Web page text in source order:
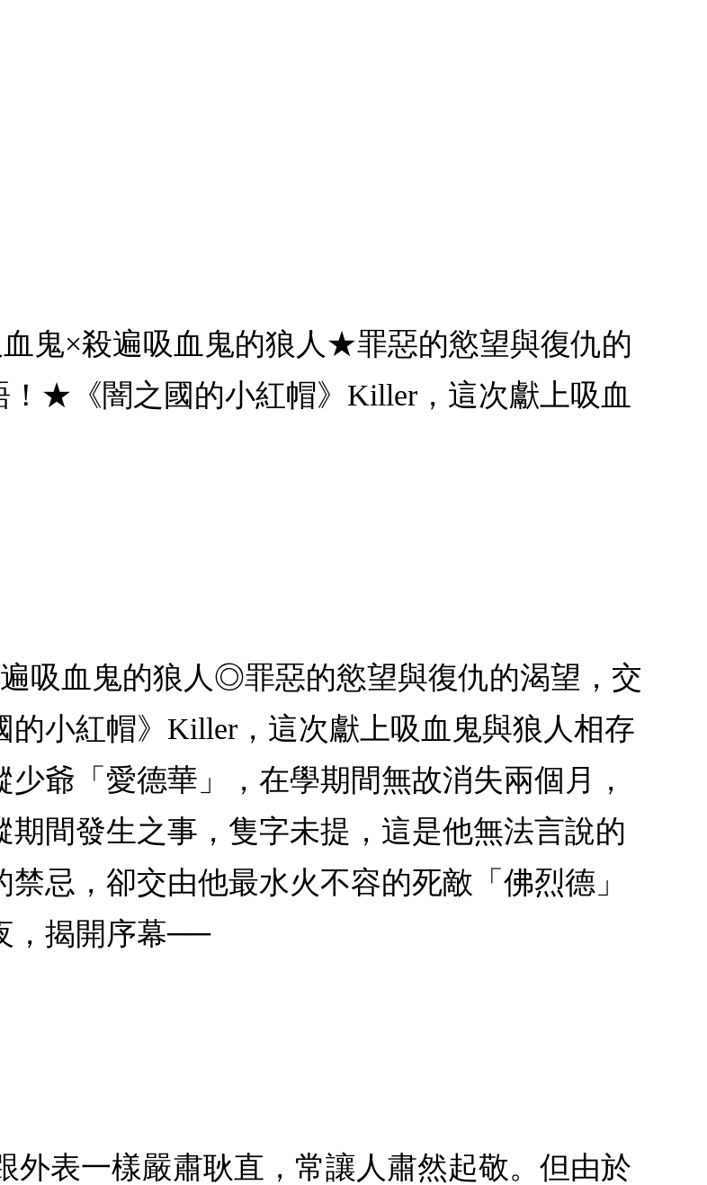
鬼×殺遍吸血鬼的狼人★罪惡的慾望與復仇的
★《闇之國的小紅帽》Killer，這次獻上吸血
吸血鬼的狼人◎罪惡的慾望與復仇的渴望，交
小紅帽》Killer，這次獻上吸血鬼與狼人相存
爺「愛德華」，在學期間無故消失兩個月，
間發生之事，隻字未提，這是他無法言說的
忌，卻交由他最水火不容的死敵「佛烈德」
，揭開序幕──
外表一樣嚴肅耿直，常讓人肅然起敬。但由於